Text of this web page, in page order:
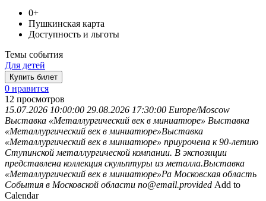
0+
Пушкинская карта
Доступность и льготы
Темы события
Для детей
Купить билет
0 нравится
12 просмотров
15.07.2026 10:00:00 29.08.2026 17:30:00 Europe/Moscow
Выставка «Металлургический век в миниатюре» Выставка
«Металлургический век в миниатюре»Выставка
«Металлургический век в миниатюре» приурочена к 90-летию
Ступинской металлургической компании. В экспозиции
представлена коллекция скульптуры из металла.Выставка
«Металлургический век в миниатюре»Ра Московская область
События в Московской области no@email.provided Add to
Calendar